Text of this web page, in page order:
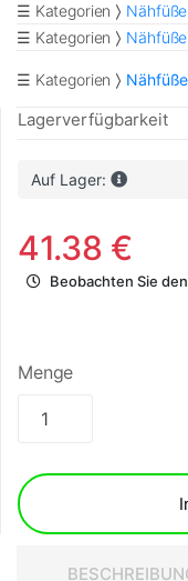
☰ Kategorien
☰ Kategorien
☰ Kategorien
Lagerverfügbarkeit
Auf Lager:
41.38 €
Beobachten Sie
Menge